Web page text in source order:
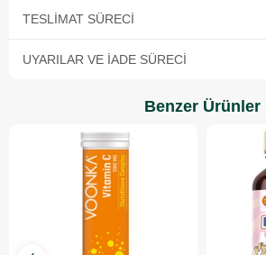
TESLIMAT SÜRECI
UYARILAR VE İADE SÜRECI
Benzer Ürünler